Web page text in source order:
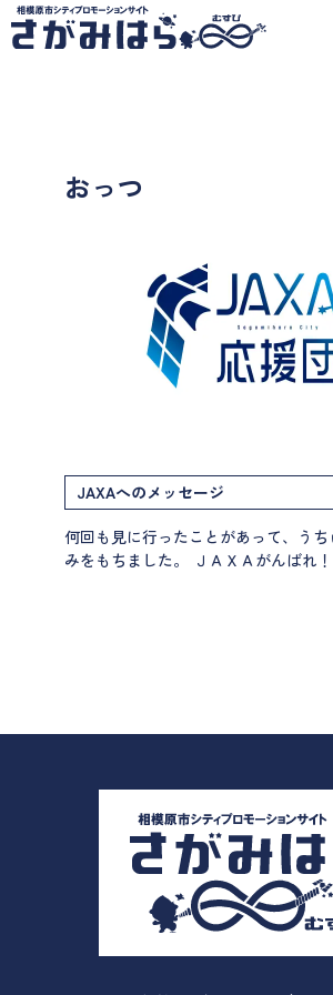
おっつ
JAXAへのメッセージ
何回も見に行ったことがあって、うち
みをもちました。 ＪＡＸＡがんばれ！